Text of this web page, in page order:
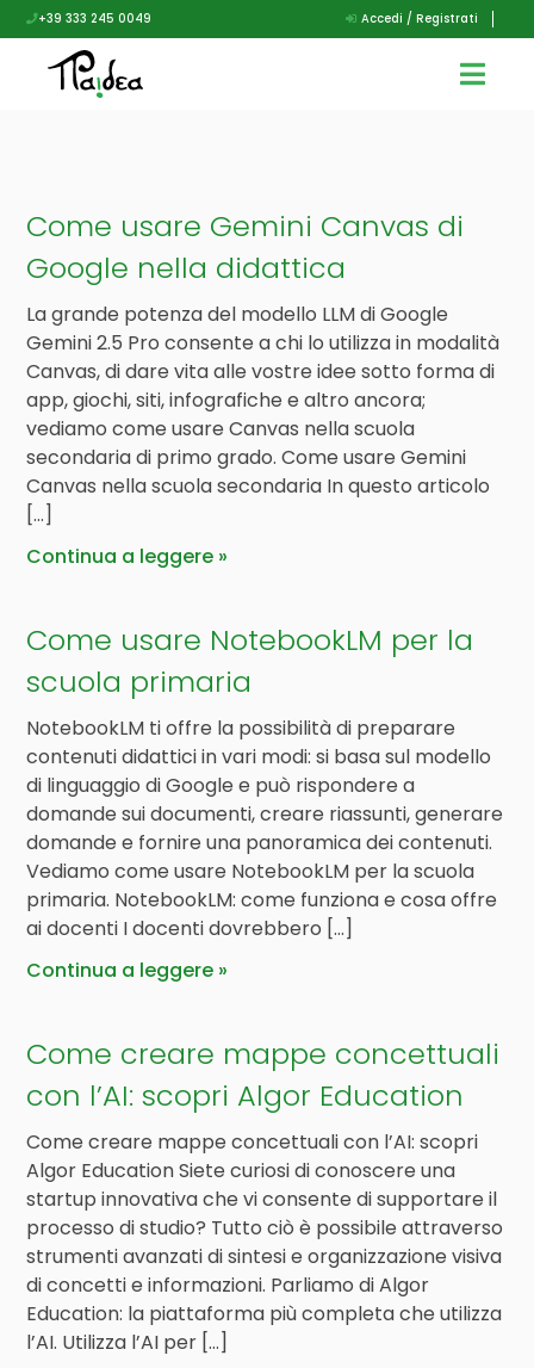
+39 333 245 0049 Accedi / Registrati
Come usare Gemini Canvas di
Google nella didattica
La grande potenza del modello LLM di Google
Gemini 2.5 Pro consente a chi lo utilizza in modalità
Canvas, di dare vita alle vostre idee sotto forma di
app, giochi, siti, infografiche e altro ancora;
vediamo come usare Canvas nella scuola
secondaria di primo grado. Come usare Gemini
Canvas nella scuola secondaria In questo articolo
[…]
Continua a leggere
Come usare NotebookLM per la
scuola primaria
NotebookLM ti offre la possibilità di preparare
contenuti didattici in vari modi: si basa sul modello
di linguaggio di Google e può rispondere a
domande sui documenti, creare riassunti, generare
domande e fornire una panoramica dei contenuti.
Vediamo come usare NotebookLM per la scuola
primaria. NotebookLM: come funziona e cosa offre
ai docenti I docenti dovrebbero […]
Continua a leggere
Come creare mappe concettuali
con l’AI: scopri Algor Education
Come creare mappe concettuali con l’AI: scopri
Algor Education Siete curiosi di conoscere una
startup innovativa che vi consente di supportare il
processo di studio? Tutto ciò è possibile attraverso
strumenti avanzati di sintesi e organizzazione visiva
di concetti e informazioni. Parliamo di Algor
Education: la piattaforma più completa che utilizza
l’AI. Utilizza l’AI per […]